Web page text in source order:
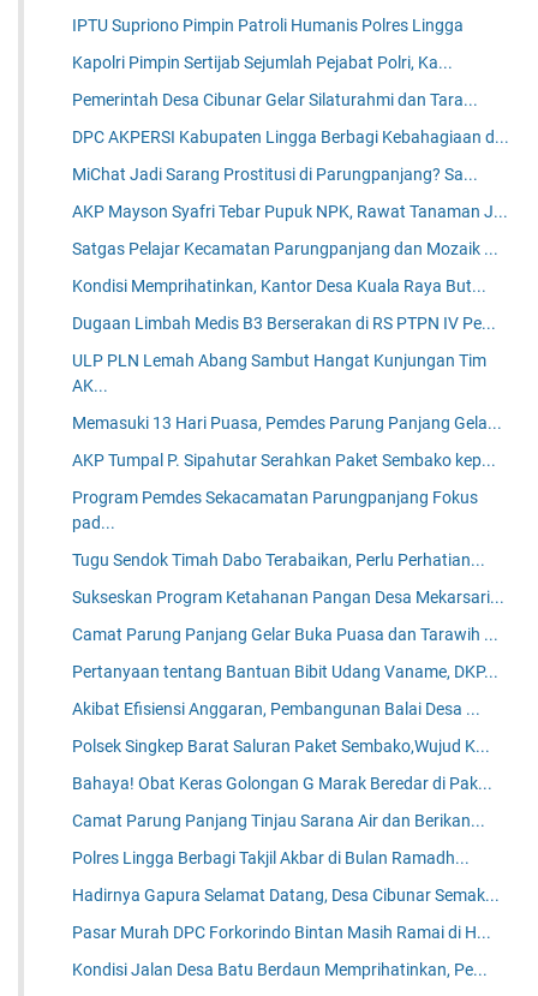
IPTU Supriono Pimpin Patroli Humanis Polres Lingga
Kapolri Pimpin Sertijab Sejumlah Pejabat Polri, Ka...
Pemerintah Desa Cibunar Gelar Silaturahmi dan Tara...
DPC AKPERSI Kabupaten Lingga Berbagi Kebahagiaan d...
MiChat Jadi Sarang Prostitusi di Parungpanjang? Sa...
AKP Mayson Syafri Tebar Pupuk NPK, Rawat Tanaman J...
Satgas Pelajar Kecamatan Parungpanjang dan Mozaik ...
Kondisi Memprihatinkan, Kantor Desa Kuala Raya But...
Dugaan Limbah Medis B3 Berserakan di RS PTPN IV Pe...
ULP PLN Lemah Abang Sambut Hangat Kunjungan Tim
AK...
Memasuki 13 Hari Puasa, Pemdes Parung Panjang Gela...
AKP Tumpal P. Sipahutar Serahkan Paket Sembako kep...
Program Pemdes Sekacamatan Parungpanjang Fokus
pad...
Tugu Sendok Timah Dabo Terabaikan, Perlu Perhatian...
Sukseskan Program Ketahanan Pangan Desa Mekarsari...
Camat Parung Panjang Gelar Buka Puasa dan Tarawih ...
Pertanyaan tentang Bantuan Bibit Udang Vaname, DKP...
Akibat Efisiensi Anggaran, Pembangunan Balai Desa ...
Polsek Singkep Barat Saluran Paket Sembako,Wujud K...
Bahaya! Obat Keras Golongan G Marak Beredar di Pak...
Camat Parung Panjang Tinjau Sarana Air dan Berikan...
Polres Lingga Berbagi Takjil Akbar di Bulan Ramadh...
Hadirnya Gapura Selamat Datang, Desa Cibunar Semak...
Pasar Murah DPC Forkorindo Bintan Masih Ramai di H...
Kondisi Jalan Desa Batu Berdaun Memprihatinkan, Pe...